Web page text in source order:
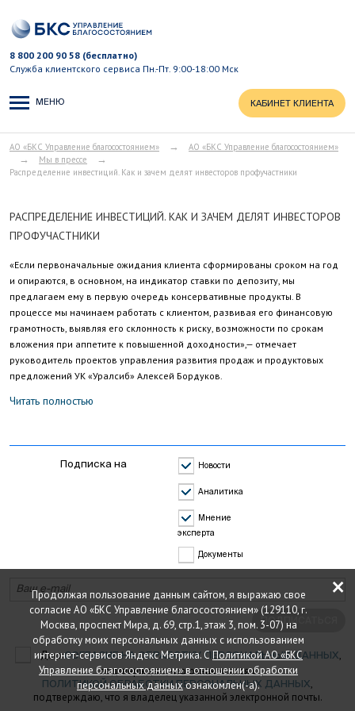
Продолжая пользование данным сайтом, я выражаю свое
согласие АО «БКС Управление благосостоянием» (129110, г.
Москва, проспект Мира, д. 69, стр.1, этаж 3, пом. 3-07) на
обработку моих персональных данных с использованием
интернет-сервисов Яндекс Метрика. СПолитикой АО «БКС
Управление благосостоянием» в отношении обработки
персональных данныхознакомлен(-а).
×
8 800 200 90 58 (бесплатно)
Служба клиентского сервиса Пн.-Пт. 9:00-18:00 Мск
КАБИНЕТ КЛИЕНТА
МЕНЮ
АО «БКС Управление благосостоянием» → АО «БКС Управление благосостоянием»
→ Мы в прессе →
Распределение инвестиций. Как и зачем делят инвесторов профучастники
РАСПРЕДЕЛЕНИЕ ИНВЕСТИЦИЙ. КАК И ЗАЧЕМ ДЕЛЯТ ИНВЕСТОРОВ
ПРОФУЧАСТНИКИ
«Если первоначальные ожидания клиента сформированы сроком на год
и опираются, в основном, на индикатор ставки по депозиту, мы
предлагаем ему в первую очередь консервативные продукты. В
процессе мы начинаем работать с клиентом, развивая его финансовую
грамотность, выявляя его склонность к риску, возможности по срокам
вложения при аппетите к повышенной доходности»,— отмечает
руководитель проектов управления развития продаж и продуктовых
предложений УК «Уралсиб» Алексей Бордуков.
Читать полностью
Подписка на Новости
Аналитика
Мнение
эксперта
Документы
ПОДПИСАТЬСЯ
ДаюСОГЛАСИЕ НА ОБРАБОТКУ ПЕРСОНАЛЬНЫХ ДАННЫХ,
подтверждаю, что ознакомился с
ПОЛИТИКОЙ ОБРАБОТКИ ПЕРСОНАЛЬНЫХ ДАННЫХ,
подтверждаю, что я владелец указанной электронной почты.